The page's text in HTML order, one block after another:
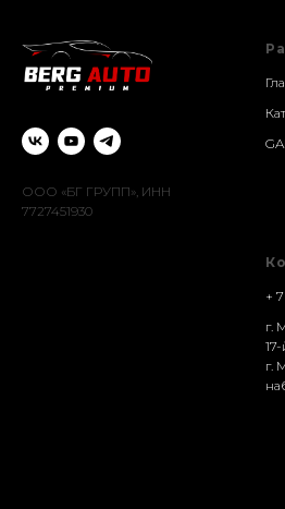
ООО «БГ ГРУПП», ИНН
7727451930
+
г.
г.